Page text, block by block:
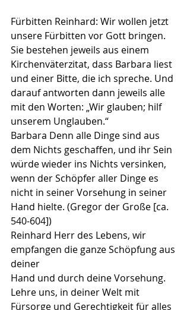
Fürbitten Reinhard: Wir wollen jetzt
unsere Fürbitten vor Gott bringen.
Sie bestehen jeweils aus einem
Kirchenväterzitat, dass Barbara liest
und einer Bitte, die ich spreche. Und
darauf antworten dann jeweils alle
mit den Worten: „Wir glauben; hilf
unserem Unglauben.“
Barbara Denn alle Dinge sind aus
dem Nichts geschaffen, und ihr Sein
würde wieder ins Nichts versinken,
wenn der Schöpfer aller Dinge es
nicht in seiner Vorsehung in seiner
Hand hielte. (Gregor der Große [ca.
540-604])
Reinhard Herr des Lebens, wir
empfangen die ganze Schöpfung aus
deiner
Hand und durch deine Vorsehung.
Lehre uns, in deiner Welt mit
Fürsorge und Gerechtigkeit für alles